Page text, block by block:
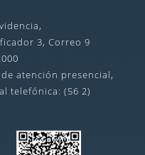
3, Correo 9
atención presencial,
telefónica: (56 2)